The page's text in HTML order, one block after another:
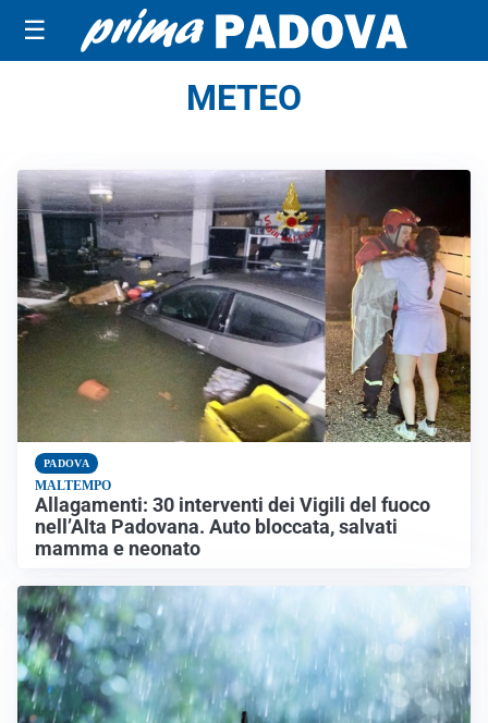
☰
METEO
PADOVA
MALTEMPO
Allagamenti: 30 interventi dei Vigili del fuoco
nell’Alta Padovana. Auto bloccata, salvati
mamma e neonato